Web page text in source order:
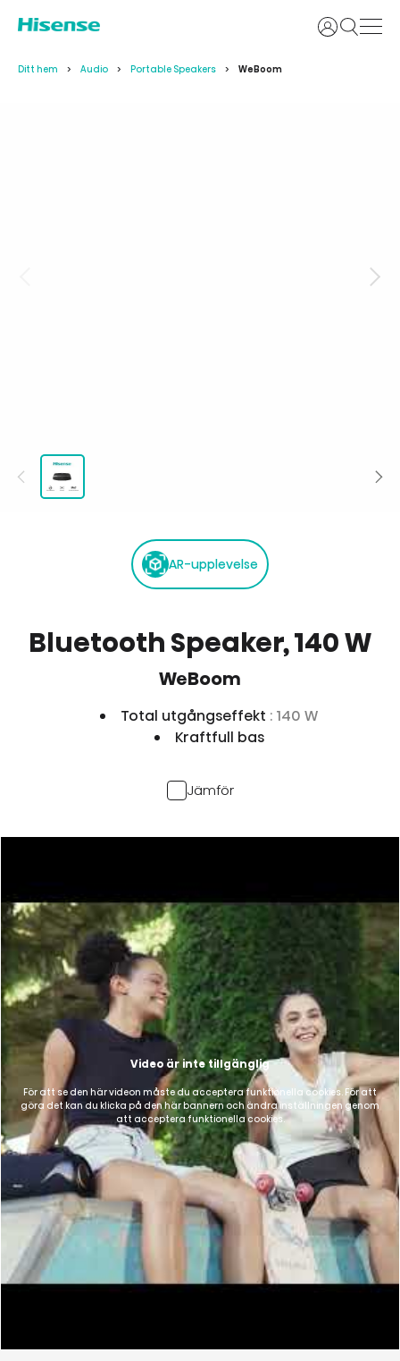
Logga in
Ditt hem Audio Portable Speakers WeBoom
AR-upplevelse
Bluetooth Speaker, 140 W
WeBoom
Total utgångseffekt : 140 W
Kraftfull bas
Jämför
Video är inte tillgänglig
För att se den här videon måste du acceptera funktionella cookies. För att
göra det kan du klicka på den här bannern och ändra inställningen genom
att acceptera funktionella cookies.